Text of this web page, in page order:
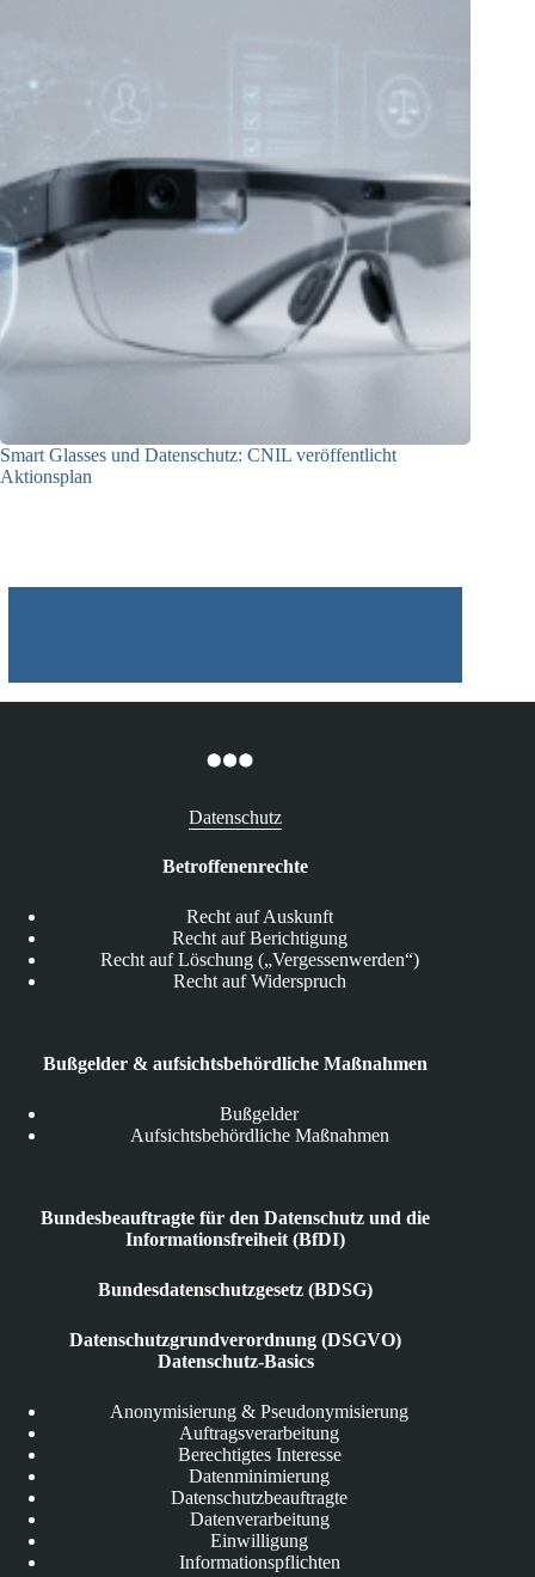
Smart Glasses und Datenschutz: CNIL veröffentlicht
Aktionsplan
Datenschutz
Betroffenenrechte
Recht auf Auskunft
Recht auf Berichtigung
Recht auf Löschung („Vergessenwerden“)
Recht auf Widerspruch
Bußgelder & aufsichtsbehördliche Maßnahmen
Bußgelder
Aufsichtsbehördliche Maßnahmen
Bundesbeauftragte für den Datenschutz und die
Informationsfreiheit (BfDI)
Bundesdatenschutzgesetz (BDSG)
Datenschutzgrundverordnung (DSGVO)
Datenschutz-Basics
Anonymisierung & Pseudonymisierung
Auftragsverarbeitung
Berechtigtes Interesse
Datenminimierung
Datenschutzbeauftragte
Datenverarbeitung
Einwilligung
Informationspflichten